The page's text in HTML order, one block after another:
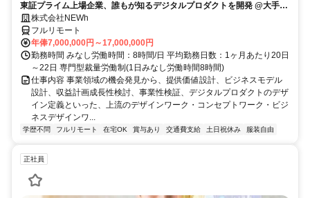
東証プライム上場企業、誰もが知るデジタルプロダクトを開発 @大手町
駅 株式会社NEWh
フルリモート
年俸7,000,000円～17,000,000円
勤務時間 みなし労働時間：8時間/日 平均勤務日数：1ヶ月あたり20日
～22日 専門型裁量労働制(1日みなし労働時間8時間)
仕事内容 事業領域の機会発見から、提供価値設計、ビジネスモデル
設計、収益計画成長性検討、事業性検証、デジタルプロダクトのデザ
イン定義といった、上流のデザインワーク・コンセプトワーク・ビジ
ネスデザインワ...
学歴不問 フルリモート 在宅OK 賞与あり 交通費支給 土日祝休み 服装自由
正社員